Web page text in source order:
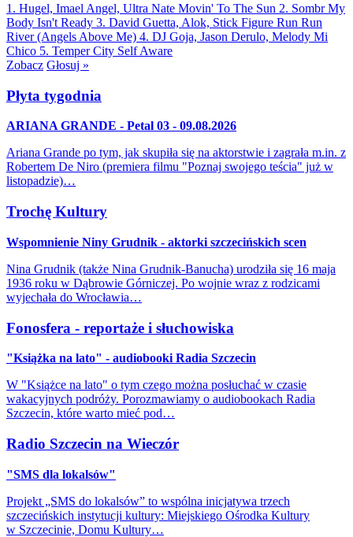
1. Hugel, Imael Angel, Ultra Nate Movin' To The Sun 2. Sombr My
Body Isn't Ready 3. David Guetta, Alok, Stick Figure Run Run
River (Angels Above Me) 4. DJ Goja, Jason Derulo, Melody Mi
Chico 5. Temper City Self Aware
Zobacz Głosuj »
Płyta tygodnia
ARIANA GRANDE - Petal 03 - 09.08.2026
Ariana Grande po tym, jak skupiła się na aktorstwie i zagrała m.in. z
Robertem De Niro (premiera filmu "Poznaj swojego teścia" już w
listopadzie)…
Trochę Kultury
Wspomnienie Niny Grudnik - aktorki szczecińskich scen
Nina Grudnik (także Nina Grudnik-Banucha) urodziła się 16 maja
1936 roku w Dąbrowie Górniczej. Po wojnie wraz z rodzicami
wyjechała do Wrocławia…
Fonosfera - reportaże i słuchowiska
"Książka na lato" - audiobooki Radia Szczecin
W "Książce na lato" o tym czego można posłuchać w czasie
wakacyjnych podróży. Porozmawiamy o audiobookach Radia
Szczecin, które warto mieć pod…
Radio Szczecin na Wieczór
"SMS dla lokalsów"
Projekt „SMS do lokalsów” to wspólna inicjatywa trzech
szczecińskich instytucji kultury: Miejskiego Ośrodka Kultury
w Szczecinie, Domu Kultury…